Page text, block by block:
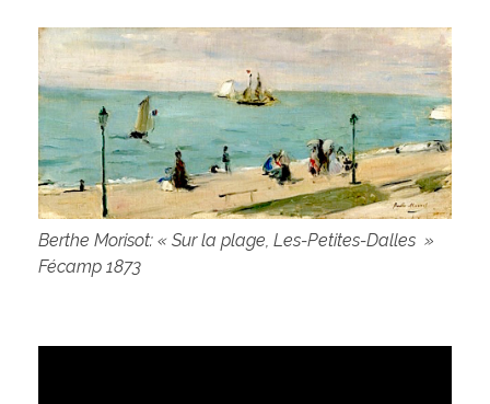
Berthe Morisot: « Sur la plage, Les-Petites-Dalles »
Fécamp 1873